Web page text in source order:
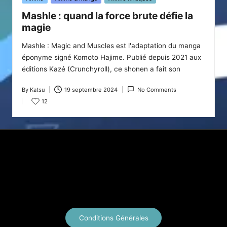
Mashle : quand la force brute défie la
magie
Mashle : Magic and Muscles est l'adaptation du manga
éponyme signé Komoto Hajime. Publié depuis 2021 aux
éditions Kazé (Crunchyroll), ce shonen a fait son
Posted
by
By Katsu 19 septembre 2024
No Comments
12
Conditions Générales